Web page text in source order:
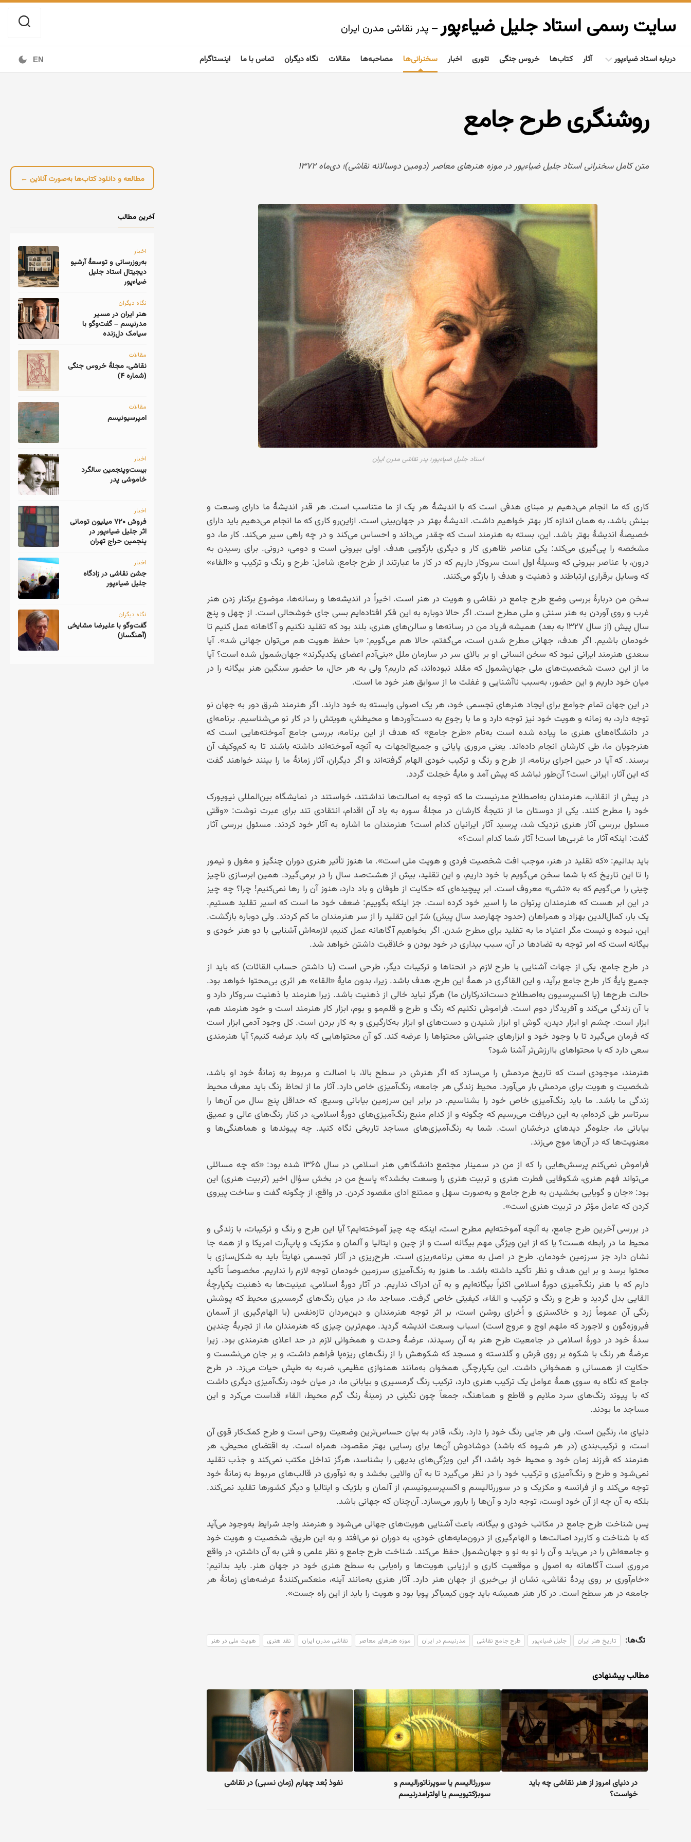
Skip
contentسایت رسمی استاد جلیل ضیاءپور – پدر نقاشی مدرن ایران
درباره استاد ضیاءپور
مردم‌شناسی
آثار کتاب‌ها خروس جنگی تئوری اخبار سخنرانی‌ها مصاحبه‌ها مقالات نگاه دیگران تماس با ما اینستاگرام EN
روشنگری طرح جامع
متن کامل سخنرانی استاد جلیل ضیاءپور در موزه هنرهای معاصر (دومین دوسالانه نقاشی)؛ دی‌ماه ۱۳۷۲
استاد جلیل ضیاءپور؛ پدر نقاشی مدرن ایران
کاری که ما انجام می‌دهیم بر مبنای هدفی است که با اندیشهٔ هر یک از ما متناسب است. هر قدر اندیشهٔ ما دارای وسعت و
بینش باشد، به همان اندازه کار بهتر خواهیم داشت. اندیشهٔ بهتر در جهان‌بینی است. ازاین‌رو کاری که ما انجام می‌دهیم باید دارای
خصیصهٔ اندیشهٔ بهتر باشد. این، بسته به هنرمند است که چقدر می‌داند و احساس می‌کند و در چه راهی سیر می‌کند. کار ما، دو
مشخصه را پی‌گیری می‌کند: یکی عناصر ظاهری کار و دیگری بازگویی هدف. اولی بیرونی است و دومی، درونی. برای رسیدن به
درون، با عناصر بیرونی که وسیلهٔ اول است سروکار داریم که در کار ما عبارتند از طرح جامع، شامل: طرح و رنگ و ترکیب و «القاء»
که وسایل برقراری ارتباطند و ذهنیت و هدف را بازگو می‌کنند.
سخن من دربارهٔ بررسی وضع طرح جامع در نقاشی و هویت در هنر است. اخیراً در اندیشه‌ها و رسانه‌ها، موضوع برکنار زدن هنر
غرب و روی آوردن به هنر سنتی و ملی مطرح است. اگر حالا دوباره به این فکر افتاده‌ایم بسی جای خوشحالی است. از چهل و پنج
سال پیش (از سال ۱۳۲۷ به بعد) همیشه فریاد من در رسانه‌ها و سالن‌های هنری، بلند بود که تقلید نکنیم و آگاهانه عمل کنیم تا
خودمان باشیم. اگر هدف، جهانی مطرح شدن است، می‌گفتم، حالا هم می‌گویم: «با حفظ هویت هم می‌توان جهانی شد». آیا
سعدی هنرمند ایرانی نبود که سخن انسانی او بر بالای سر در سازمان ملل «بنی‌آدم اعضای یکدیگرند» جهان‌شمول شده است؟ آیا
ما از این دست شخصیت‌های ملی جهان‌شمول که مقلد نبوده‌اند، کم داریم؟ ولی به هر حال، ما حضور سنگین هنر بیگانه را در
میان خود داریم و این حضور، به‌سبب ناآشنایی و غفلت ما از سوابق هنر خود ما است.
در این جهان تمام جوامع برای ایجاد هنرهای تجسمی خود، هر یک اصولی وابسته به خود دارند. اگر هنرمند شرق دور به جهان نو
توجه دارد، به زمانه و هویت خود نیز توجه دارد و ما با رجوع به دست‌آوردها و محیطش، هویتش را در کار نو می‌شناسیم. برنامه‌ای
در دانشگاه‌های هنری ما پیاده شده است به‌نام «طرح جامع» که هدف از این برنامه، بررسی جامع آموخته‌هایی است که
هنرجویان ما، طی کارشان انجام داده‌اند. یعنی مروری پایانی و جمیع‌الجهات به آنچه آموخته‌اند داشته باشند تا به کم‌وکیف آن
برسند. که آیا در حین اجرای برنامه، از طرح و رنگ و ترکیب خودی الهام گرفته‌اند و اگر دیگران، آثار زمانهٔ ما را بینند خواهند گفت
که این آثار، ایرانی است؟ آن‌طور نباشد که پیش آمد و مایهٔ خجلت گردد.
در پیش از انقلاب، هنرمندان به‌اصطلاح مدرنیست ما که توجه به اصالت‌ها نداشتند، خواستند در نمایشگاه بین‌المللی نیویورک
خود را مطرح کنند. یکی از دوستان ما از نتیجهٔ کارشان در مجلهٔ سوره به یاد آن اقدام، انتقادی تند برای عبرت نوشت: «وقتی
مسئول بررسی آثار هنری نزدیک شد، پرسید آثار ایرانیان کدام است؟ هنرمندان ما اشاره به آثار خود کردند. مسئول بررسی آثار
گفت: اینکه آثار ما غربی‌ها است! آثار شما کدام است؟»
باید بدانیم: «که تقلید در هنر، موجب افت شخصیت فردی و هویت ملی است». ما هنوز تأثیر هنری دوران چنگیز و مغول و تیمور
را تا این تاریخ که با شما سخن می‌گویم با خود داریم، و این تقلید، بیش از هشت‌صد سال را در برمی‌گیرد. همین ابرسازی ناچیز
چینی را می‌گویم که به «تشی» معروف است. ابر پیچیده‌ای که حکایت از طوفان و باد دارد، هنوز آن را رها نمی‌کنیم! چرا؟ چه چیز
در این ابر هست که هنرمندان پرتوان ما را اسیر خود کرده است. جز اینکه بگوییم: ضعف خود ما است که اسیر تقلید هستیم.
یک بار، کمال‌الدین بهزاد و همراهان (حدود چهارصد سال پیش) شرّ این تقلید را از سر هنرمندان ما کم کردند. ولی دوباره بازگشت.
این، نبوده و نیست مگر اعتیاد ما به تقلید برای مطرح شدن. اگر بخواهیم آگاهانه عمل کنیم، لازمه‌اش آشنایی با دو هنر خودی و
بیگانه است که امر توجه به تضادها در آن، سبب بیداری در خود بودن و خلاقیت داشتن خواهد شد.
در طرح جامع، یکی از جهات آشنایی با طرح لازم در انحناها و ترکیبات دیگر، طرحی است (با داشتن حساب القائات) که باید از
جمیع پایهٔ کار طرح جامع برآید، و این القاگری در همهٔ این طرح، هدف باشد. زیرا، بدون مایهٔ «القاء» هر اثری بی‌محتوا خواهد بود.
حالت طرح‌ها (یا اکسپرسیون به‌اصطلاح دست‌اندرکاران ما) هرگز نباید خالی از ذهنیت باشد. زیرا هنرمند با ذهنیت سروکار دارد و
با آن زندگی می‌کند و آفریدگار دوم است. فراموش نکنیم که رنگ و طرح و قلم‌مو و بوم، ابزار کار هنرمند است و خود هنرمند هم،
ابزار است. چشم او ابزار دیدن، گوش او ابزار شنیدن و دست‌های او ابزار به‌کارگیری و به کار بردن است. کل وجود آدمی ابزار است
که فرمان می‌گیرد تا با وجود خود و ابزارهای جنبی‌اش محتواها را عرضه کند. کو آن محتواهایی که باید عرضه کنیم؟ آیا هنرمندی
سعی دارد که با محتواهای باارزش‌تر آشنا شود؟
هنرمند، موجودی است که تاریخ مردمش را می‌سازد که اگر هنرش در سطح بالا، با اصالت و مربوط به زمانهٔ خود او باشد،
شخصیت و هویت برای مردمش بار می‌آورد. محیط زندگی هر جامعه، رنگ‌آمیزی خاص دارد. آثار ما از لحاظ رنگ باید معرف محیط
زندگی ما باشد. ما باید رنگ‌آمیزی خاص خود را بشناسیم. در برابر این سرزمین بیابانی وسیع، که حداقل پنج سال من آن‌ها را
سرتاسر طی کرده‌ام، به این دریافت می‌رسیم که چگونه و از کدام منبع رنگ‌آمیزی‌های دورهٔ اسلامی، در کنار رنگ‌های عالی و عمیق
بیابانی ما، جلوه‌گر دیدهای درخشان است. شما به رنگ‌آمیزی‌های مساجد تاریخی نگاه کنید. چه پیوندها و هماهنگی‌ها و
معنویت‌ها که در آن‌ها موج می‌زند.
فراموش نمی‌کنم پرسش‌هایی را که از من در سمینار مجتمع دانشگاهی هنر اسلامی در سال ۱۳۶۵ شده بود: «که چه مسائلی
می‌تواند فهم هنری، شکوفایی فطرت هنری و تربیت هنری را وسعت بخشد؟» پاسخ من در بخش سؤال اخیر (تربیت هنری) این
بود: «جان و گویایی بخشیدن به طرح جامع و به‌صورت سهل و ممتنع ادای مقصود کردن. در واقع، از چگونه گفت و ساخت پیروی
کردن که عامل مؤثر در تربیت هنری است».
در بررسی آخرین طرح جامع، به آنچه آموخته‌ایم مطرح است، اینکه چه چیز آموخته‌ایم؟ آیا این طرح و رنگ و ترکیبات، با زندگی و
محیط ما در رابطه هست؟ یا که از این ویژگی مهم بیگانه است و از چین و ایتالیا و آلمان و مکزیک و پاپ‌آرت امریکا و از همه جا
نشان دارد جز سرزمین خودمان. طرح در اصل به معنی برنامه‌ریزی است. طرح‌ریزی در آثار تجسمی نهایتاً باید به شکل‌سازی با
محتوا برسد و بر این هدف و نظر تأکید داشته باشد. ما هنوز به رنگ‌آمیزی سرزمین خودمان توجه لازم را نداریم. مخصوصاً تأکید
دارم که با هنر رنگ‌آمیزی دورهٔ اسلامی اکثراً بیگانه‌ایم و به آن ادراک نداریم. در آثار دورهٔ اسلامی، عینیت‌ها به ذهنیت یکپارچهٔ
القایی بدل گردید و طرح و رنگ و ترکیب و القاء، کیفیتی خاص گرفت. مساجد ما، در میان رنگ‌های گرمسیری محیط که پوشش
رنگی آن عموماً زرد و خاکستری و اُخرای روشن است، بر اثر توجه هنرمندان و دین‌مردان تازه‌نفس (با الهام‌گیری از آسمان
فیروزه‌گون و لاجورد که ملهم اوج و عروج است) اسباب وسعت اندیشه گردید. مهم‌ترین چیزی که هنرمندان ما، از تجربهٔ چندین
سدهٔ خود در دورهٔ اسلامی در جامعیت طرح هنر به آن رسیدند، عرضهٔ وحدت و همخوانی لازم در حد اعلای هنرمندی بود. زیرا
عرضهٔ هر رنگ با شکوه بر روی فرش و گلدسته و مسجد که شکوهش را از رنگ‌های ریزه‌پا فراهم داشت، و بر جان می‌نشست و
حکایت از همسانی و همخوانی داشت. این یکپارچگی همخوان به‌مانند همنوازی عظیمی، ضربه به طپش حیات می‌زد. در طرح
جامع که نگاه به سوی همهٔ عوامل یک ترکیب هنری دارد، ترکیب رنگ گرمسیری و بیابانی ما، در میان خود، رنگ‌آمیزی دیگری داشت
که با پیوند رنگ‌های سرد ملایم و قاطع و هماهنگ، جمعاً چون نگینی در زمینهٔ رنگ گرم محیط، القاء قداست می‌کرد و این
مساجد ما بودند.
دنیای ما، رنگین است. ولی هر جایی رنگ خود را دارد. رنگ، قادر به بیان حساس‌ترین وضعیت روحی است و طرح کمک‌کار قوی آن
است، و ترکیب‌بندی (در هر شیوه که باشد) دوشادوش آن‌ها برای رسایی بهتر مقصود، همراه است. به اقتضای محیطی، هر
هنرمند که فرزند زمان خود و محیط خود باشد، اگر این ویژگی‌های بدیهی را بشناسد، هرگز تداخل مکتب نمی‌کند و جذب تقلید
نمی‌شود و طرح و رنگ‌آمیزی و ترکیب خود را در نظر می‌گیرد تا به آن والایی بخشد و به نوآوری در قالب‌های مربوط به زمانهٔ خود
توجه می‌کند و از فرانسه و مکزیک و در سوررئالیسم و اکسپرسیونیسم، از آلمان و بلژیک و ایتالیا و دیگر کشورها تقلید نمی‌کند.
بلکه به آن چه از آن خود اوست، توجه دارد و آن‌ها را بارور می‌سازد. آن‌چنان که جهانی باشد.
پس شناخت طرح جامع در مکاتب خودی و بیگانه، باعث آشنایی هویت‌های جهانی می‌شود و هنرمند واجد شرایط به‌وجود می‌آید
که با شناخت و کاربرد اصالت‌ها و الهام‌گیری از درون‌مایه‌های خودی، به دوران نو می‌افتد و به این طریق، شخصیت و هویت خود
و جامعه‌اش را در می‌یابد و آن را نو به نو و جهان‌شمول حفظ می‌کند. شناخت طرح جامع و نظر علمی و فنی به آن داشتن، در واقع
مروری است آگاهانه به اصول و موقعیت کاری و ارزیابی هویت‌ها و راه‌یابی به سطح هنری خود در جهان هنر. باید بدانیم:
«خام‌آوری بر روی پردهٔ نقاشی، نشان از بی‌خبری از جهان هنر دارد. آثار هنری به‌مانند آینه، منعکس‌کنندهٔ عرضه‌های زمانهٔ هر
جامعه در هر سطح است. در کار هنر همیشه باید چون کیمیاگر پویا بود و هویت را باید از این راه جست».
تگ‌ها: تاریخ هنر ایران جلیل ضیاءپور طرح جامع نقاشی مدرنیسم در ایران موزه هنرهای معاصر نقاشی مدرن ایران نقد هنری هویت ملی در هنر
مطالب پیشنهادی
نفوذ بُعد چهارم (زمان نسبی) در نقاشی
سوررئالیسم یا سوپرناتورالیسم و
سوبژکتیویسم یا اولترامدرنیسم
در دنیای امروز از هنر نقاشی چه باید
خواست؟
مطالعه و دانلود کتاب‌ها به‌صورت آنلاین ←
آخرین مطالب
اخبار
به‌روزرسانی و توسعهٔ آرشیو
دیجیتال استاد جلیل
ضیاءپور
نگاه دیگران
هنر ایران در مسیر
مدرنیسم – گفت‌وگو با
سیامک دل‌زنده
مقالات
نقاشی، مجلهٔ خروس جنگی
(شماره ۴)
مقالات
امپرسیونیسم
اخبار
‎بیست‌و‌پنجمین سالگرد
خاموشی پدر
اخبار
فروش ۷۲۰ میلیون تومانی
اثر جلیل ضیاءپور در
پنجمین حراج تهران
اخبار
جشن نقاشی در زادگاه
جلیل ضیاءپور
نگاه دیگران
گفت‌وگو با علیرضا مشایخی
(آهنگساز)